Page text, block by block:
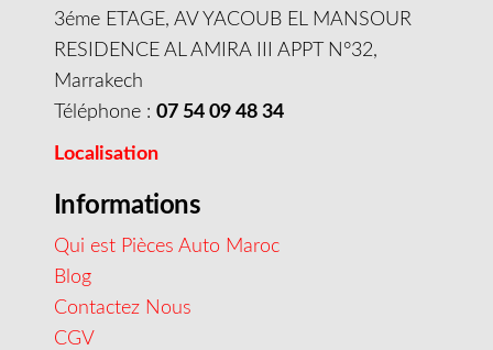
3éme ETAGE, AV YACOUB EL MANSOUR
RESIDENCE AL AMIRA III APPT N°32,
Marrakech
Téléphone : 07 54 09 48 34
Localisation
Informations
Qui est Pièces Auto Maroc
Blog
Contactez Nous
CGV